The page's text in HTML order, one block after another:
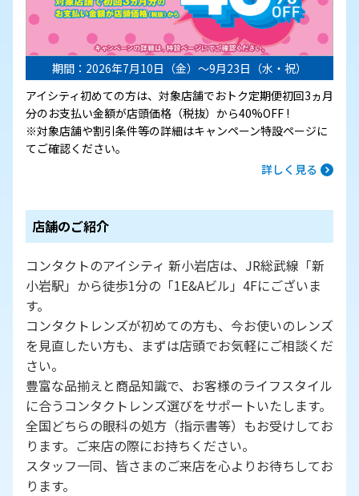
期間：2026年7月10日（金）～9月23日（水・祝）
アイシティ初めての方は、対象店舗でおトク定期便初回3ヵ月
分のお支払い金額が店頭価格（税抜）から40%OFF !
※対象店舗や割引条件等の詳細はキャンペーン特設ページに
てご確認ください。
詳しく見る
店舗のご紹介
コンタクトのアイシティ 新小岩店は、JR総武線「新
小岩駅」から徒歩1分の「1E&Aビル」4Fにございま
す。
コンタクトレンズが初めての方も、今お使いのレンズ
を見直したい方も、まずは店頭でお気軽にご相談くだ
さい。
豊富な品揃えと商品知識で、お客様のライフスタイル
に合うコンタクトレンズ選びをサポートいたします。
全国どちらの眼科の処方（指示書等）もお受けしてお
ります。ご来店の際にお持ちください。
スタッフ一同、皆さまのご来店を心よりお待ちしてお
ります。